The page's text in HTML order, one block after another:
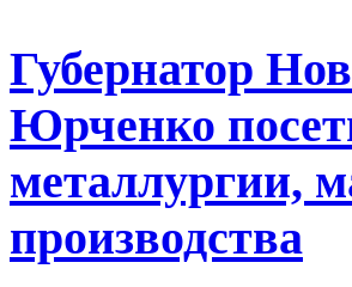
Губернатор
Юрченко
металлургии,
производства